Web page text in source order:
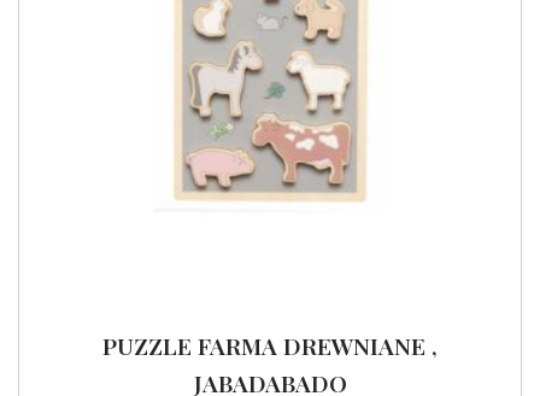
PUZZLE FARMA DREWNIANE ,
JABADABADO